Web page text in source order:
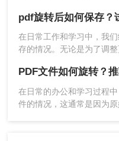
记得点个赞。
pdf旋转后如何保存？
在日常工作和学习中，我
存的情况。无论是为了调
转后如何保存呢？本文将
PDF文件如何旋转？
在日常的办公和学习过程
件的情况，这通常是因为